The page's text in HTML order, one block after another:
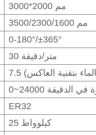
3000*2000 مم
3500/2300/1600 مم
0-180°/±365°
30 متر/دقيقة
بتقنية العاكس)
دورة في الدقيقة
ER32
25 كيلوواط